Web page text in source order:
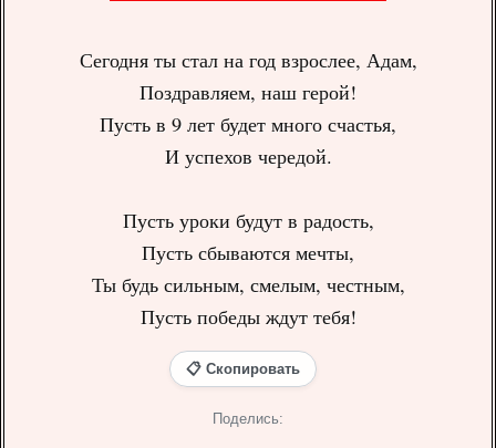
Сегодня ты стал на год взрослее, Адам,
Поздравляем, наш герой!
Пусть в 9 лет будет много счастья,
И успехов чередой.
Пусть уроки будут в радость,
Пусть сбываются мечты,
Ты будь сильным, смелым, честным,
Пусть победы ждут тебя!
📋 Скопировать
Поделись: